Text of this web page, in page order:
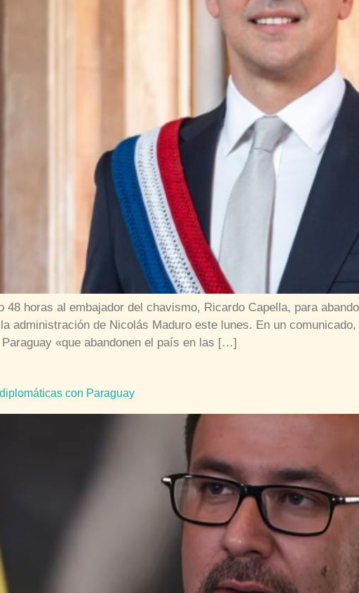
48 horas al embajador del chavismo, Ricardo Capella, para
administración de Nicolás Maduro este lunes. En un
«que abandonen el país en las […]
con Paraguay